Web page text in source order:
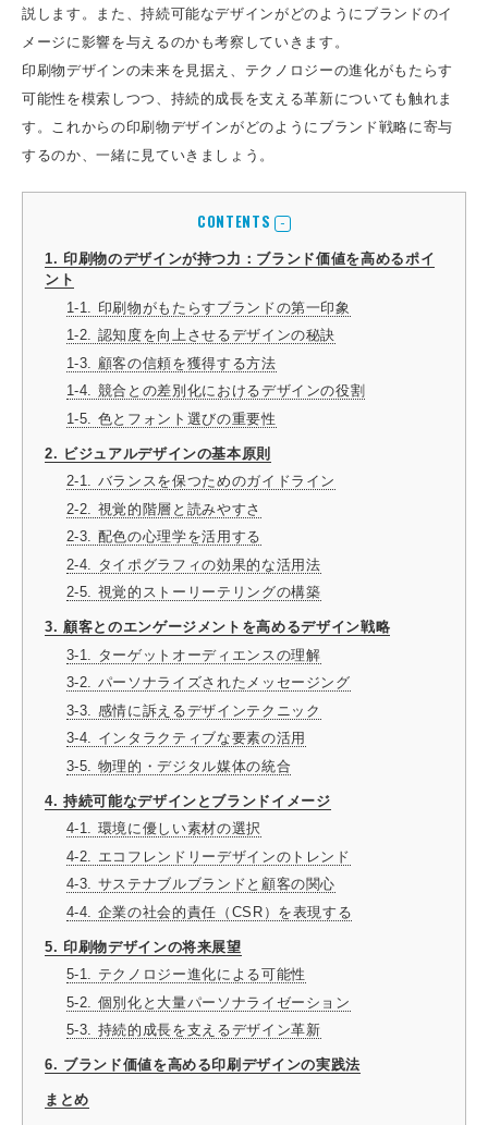
説します。また、持続可能なデザインがどのようにブランドのイ
メージに影響を与えるのかも考察していきます。
印刷物デザインの未来を見据え、テクノロジーの進化がもたらす
可能性を模索しつつ、持続的成長を支える革新についても触れま
す。これからの印刷物デザインがどのようにブランド戦略に寄与
するのか、一緒に見ていきましょう。
CONTENTS
1. 印刷物のデザインが持つ力：ブランド価値を高めるポイ
ント
1-1. 印刷物がもたらすブランドの第一印象
1-2. 認知度を向上させるデザインの秘訣
1-3. 顧客の信頼を獲得する方法
1-4. 競合との差別化におけるデザインの役割
1-5. 色とフォント選びの重要性
2. ビジュアルデザインの基本原則
2-1. バランスを保つためのガイドライン
2-2. 視覚的階層と読みやすさ
2-3. 配色の心理学を活用する
2-4. タイポグラフィの効果的な活用法
2-5. 視覚的ストーリーテリングの構築
3. 顧客とのエンゲージメントを高めるデザイン戦略
3-1. ターゲットオーディエンスの理解
3-2. パーソナライズされたメッセージング
3-3. 感情に訴えるデザインテクニック
3-4. インタラクティブな要素の活用
3-5. 物理的・デジタル媒体の統合
4. 持続可能なデザインとブランドイメージ
4-1. 環境に優しい素材の選択
4-2. エコフレンドリーデザインのトレンド
4-3. サステナブルブランドと顧客の関心
4-4. 企業の社会的責任（CSR）を表現する
5. 印刷物デザインの将来展望
5-1. テクノロジー進化による可能性
5-2. 個別化と大量パーソナライゼーション
5-3. 持続的成長を支えるデザイン革新
6. ブランド価値を高める印刷デザインの実践法
まとめ